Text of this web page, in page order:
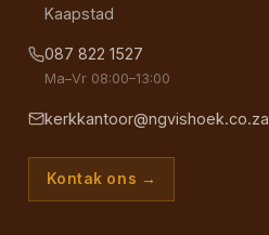
Kaapstad
087 822 1527
Ma–Vr 08:00–13:00
kerkkantoor@ngvishoek.co.za
Kontak ons →